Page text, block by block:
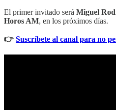
El primer invitado será Miguel
Horos AM, en los próximos días.
👉 Suscríbete al canal para no